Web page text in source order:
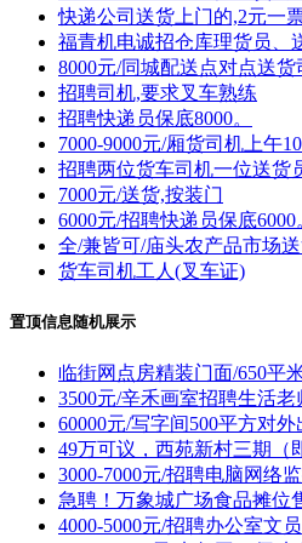
快递公司送货上门的,2元一
福青机电诚招仓库理货员、
8000元/同城配送点对点送货
招聘司机,要求叉车熟练
招聘快递员保底8000。
7000-9000元/厢货司机上午
招聘两位货车司机一位送货
7000元/送货,按装门
6000元/招聘快递员保底6000
全/兼皆可/庙头农产品市场
货车司机工人(叉车证)
置顶信息随机展示
临街网点房精装门面/650平
3500元/辛禾画室招聘生活老
60000元/写字间500平方对外
49万可议，西苑新村三期（
3000-7000元/招聘电脑网络
急聘！万象城广场食品摊位
4000-5000元/招聘办公室文员